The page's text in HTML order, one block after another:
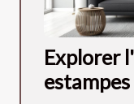
Explorer